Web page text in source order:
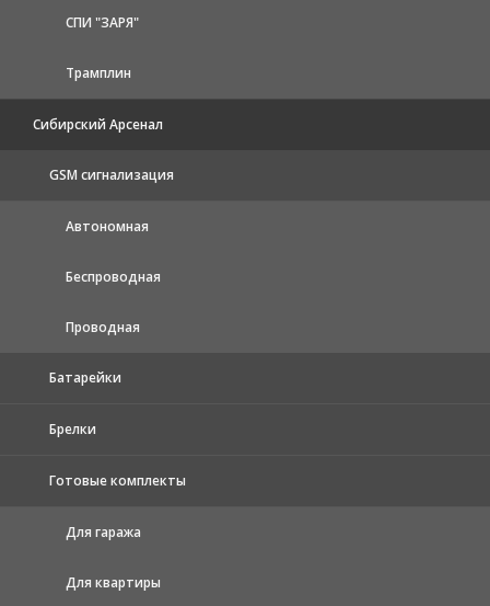
СПИ "ЗАРЯ"
Трамплин
Сибирский Арсенал
GSM сигнализация
Автономная
Беспроводная
Проводная
Батарейки
Брелки
Готовые комплекты
Для гаража
Для квартиры